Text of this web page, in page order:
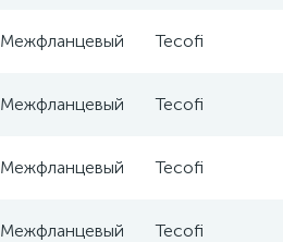
Межфланцевый Tecofi
Межфланцевый Tecofi
Межфланцевый Tecofi
Межфланцевый Tecofi